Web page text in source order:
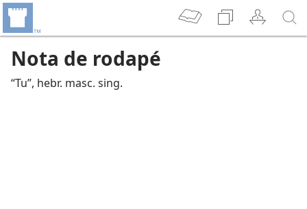
Nota de rodapé
“Tu”, hebr. masc. sing.